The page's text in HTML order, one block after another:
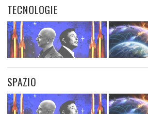
TECNOLOGIE
SPAZIO